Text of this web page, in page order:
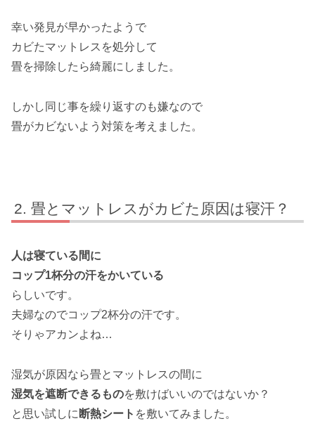
幸い発見が早かったようで
カビたマットレスを処分して
畳を掃除したら綺麗にしました。
しかし同じ事を繰り返すのも嫌なので
畳がカビないよう対策を考えました。
畳とマットレスがカビた原因は寝汗？
人は寝ている間に
コップ1杯分の汗をかいている
らしいです。
夫婦なのでコップ2杯分の汗です。
そりゃアカンよね…
湿気が原因なら畳とマットレスの間に
湿気を遮断できるものを敷けばいいのではないか？
と思い試しに 断熱シート を敷いてみました。